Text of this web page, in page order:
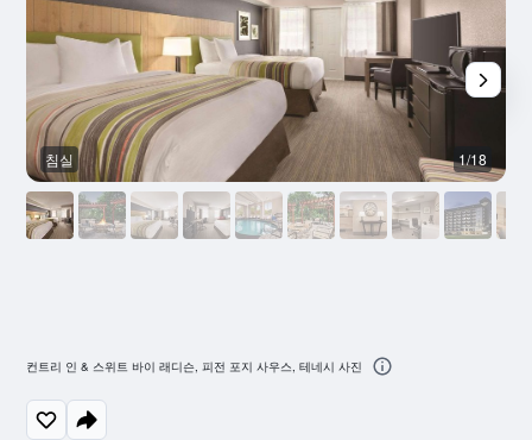
침실 1/18
컨트리 인 & 스위트 바이 래디슨, 피전 포지 사우스, 테네시 사진